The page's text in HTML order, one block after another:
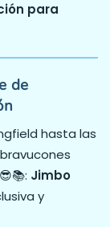
para
de
hasta las
😎📚: Jimbo
y